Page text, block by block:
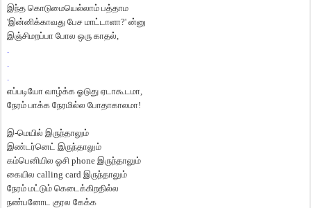
இந்த கொடுமையெல்லாம் பத்தாம
'இன்னிக்காவது பேச மாட்டாளா?' ன்னு
இஞ்சிமறப்பா போல ஒரு காதல்,
.
.
.
எப்படியோ வாழ்க்க ஓடுது ஏடாகூடமா,
நேரம் பாக்க நேரமில்ல போதாகாலமா!
இ-மெயில் இருந்தாலும்
இண்டர்னெட் இருந்தாலும்
கம்பெனியில ஓசி phone இருந்தாலும்
கையில calling card இருந்தாலும்
நேரம் மட்டும் கெடைக்கிறதில்ல
நண்பனோட குரல கேக்க